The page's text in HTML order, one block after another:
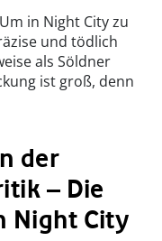
in Night City zu
und tödlich
als Söldner
ist groß, denn
der
– Die
Night City